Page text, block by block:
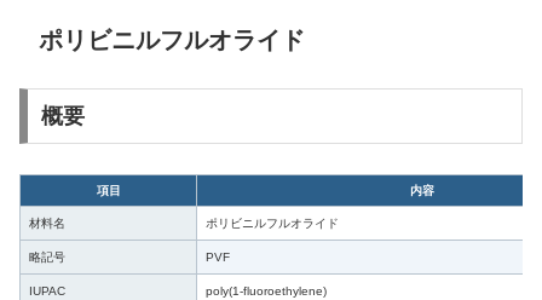
ポリビニルフルオライド
概要
項目 内容
材料名 ポリビニルフルオライド
略記号 PVF
IUPAC poly(1-fluoroethylene)